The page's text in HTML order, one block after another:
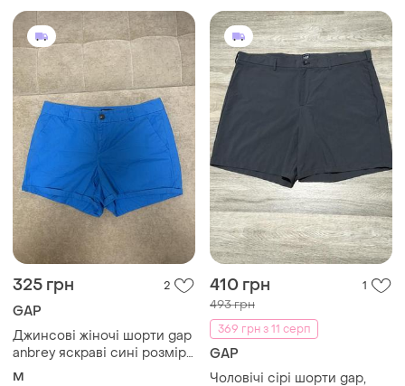
325 грн 2
GAP
Джинсові жіночі шорти gap
anbrey яскраві сині розмір
10 m
M
410 грн 1
493 грн
369 грн з 11 серп
GAP
Чоловічі сірі шорти gap,